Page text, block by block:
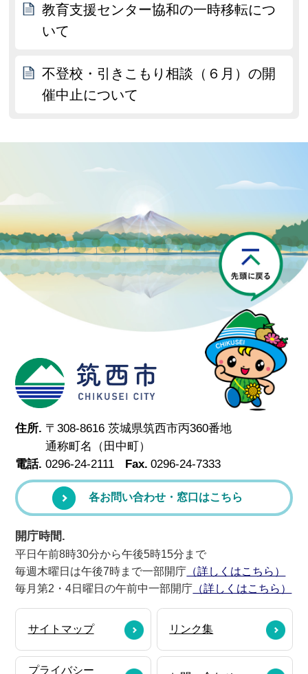
教育支援センター協和の一時移転につ
いて
不登校・引きこもり相談（６月）の開
催中止について
筑西市
住所. 〒308-8616 茨城県筑西市丙360番地
通称町名（田中町）
電話. 0296-24-2111 Fax. 0296-24-7333
各お問い合わせ・窓口はこちら
開庁時間.
平日午前8時30分から午後5時15分まで
毎週木曜日は午後7時まで一部開庁 （詳しくはこちら）
毎月第2・4日曜日の午前中一部開庁 （詳しくはこちら）
サイトマップ リンク集
プライバシー